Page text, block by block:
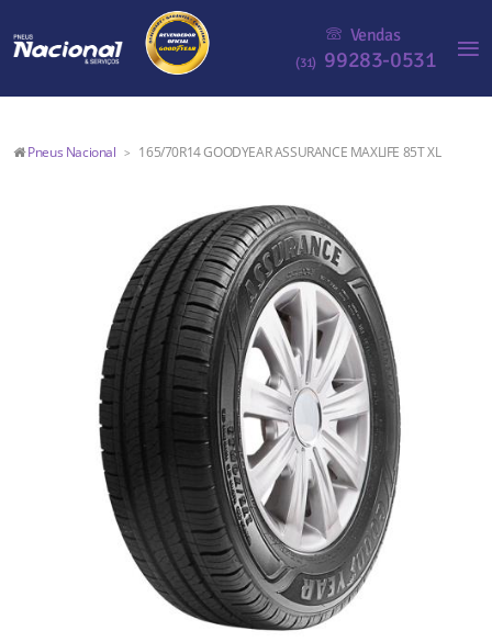
Vendas
(31) 99283-0531
Pneus Nacional > 165/70R14 GOODYEAR ASSURANCE MAXLIFE 85T XL